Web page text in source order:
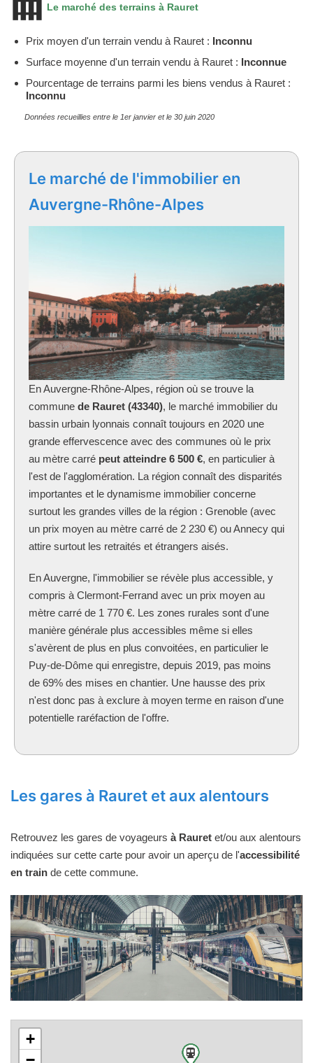
Le marché des terrains à Rauret
Prix moyen d'un terrain vendu à Rauret : Inconnu
Surface moyenne d'un terrain vendu à Rauret : Inconnue
Pourcentage de terrains parmi les biens vendus à Rauret :
Inconnu
Données recueillies entre le 1er janvier et le 30 juin 2020
Le marché de l'immobilier en
Auvergne-Rhône-Alpes
En Auvergne-Rhône-Alpes, région où se trouve la
commune de Rauret (43340), le marché immobilier du
bassin urbain lyonnais connaît toujours en 2020 une
grande effervescence avec des communes où le prix
au mètre carré peut atteindre 6 500 €, en particulier à
l'est de l'agglomération. La région connaît des disparités
importantes et le dynamisme immobilier concerne
surtout les grandes villes de la région : Grenoble (avec
un prix moyen au mètre carré de 2 230 €) ou Annecy qui
attire surtout les retraités et étrangers aisés.
En Auvergne, l'immobilier se révèle plus accessible, y
compris à Clermont-Ferrand avec un prix moyen au
mètre carré de 1 770 €. Les zones rurales sont d'une
manière générale plus accessibles même si elles
s'avèrent de plus en plus convoitées, en particulier le
Puy-de-Dôme qui enregistre, depuis 2019, pas moins
de 69% des mises en chantier. Une hausse des prix
n'est donc pas à exclure à moyen terme en raison d'une
potentielle raréfaction de l'offre.
Les gares à Rauret et aux alentours
Retrouvez les gares de voyageurs à Rauret et/ou aux alentours
indiquées sur cette carte pour avoir un aperçu de l'accessibilité
en train de cette commune.
+